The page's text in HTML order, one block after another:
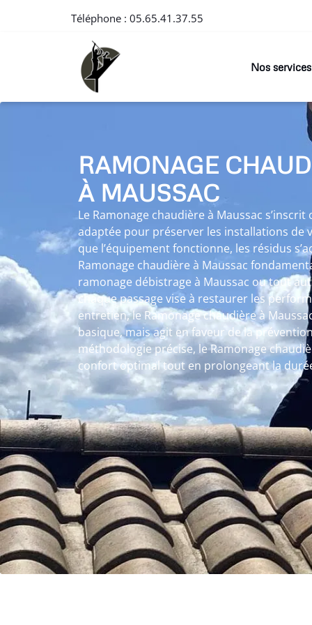
Téléphone : 05.65.41.37.55
Nos services
RAMONAGE
À MAUSSAC
Le Ramonage chaudière à Maussac
adaptée pour préserver les installations de
que l’équipement fonctionne, les résidus
Ramonage chaudière à Maussac
ramonage débistrage à Maussac ou tout
chaque passage vise à restaurer les
entretien, le Ramonage chaudière à
basique, mais agit en faveur de la
méthodologie précise, le Ramonage
confort optimal tout en prolongeant la